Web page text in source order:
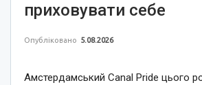
приховувати себе
Опубліковано 5.08.2026
Амстердамський Canal Pride цього